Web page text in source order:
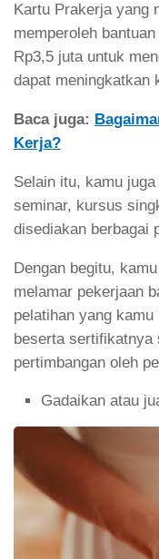
Kartu Prakerja yang
memperoleh
Rp3,5 juta untuk
dapat meningkatkan
Baca juga:
Kerja?
Selain itu, kamu
seminar, kursus
disediakan berbagai
Dengan begitu,
melamar pekerjaan
pelatihan yang
beserta sertifikatnya
pertimbangan oleh
Gadaikan atau